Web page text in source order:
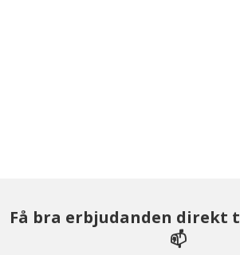
Få bra erbjudanden direkt
📫